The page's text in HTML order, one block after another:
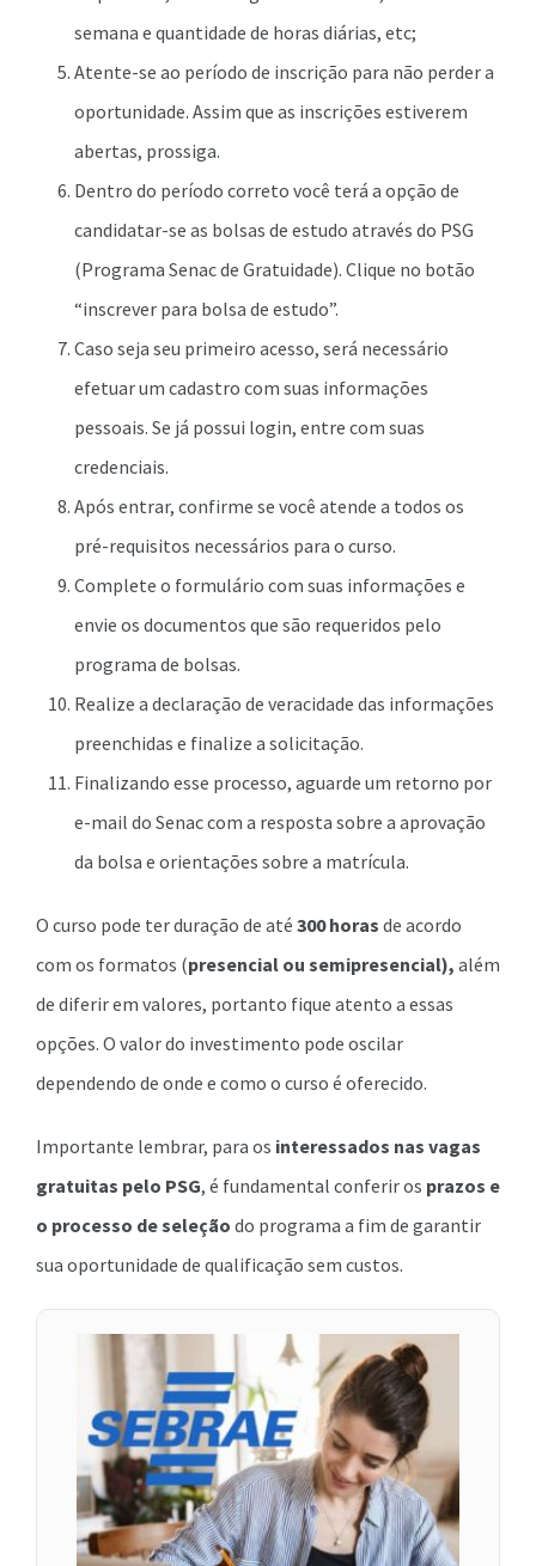
semana e quantidade de horas diárias, etc;
Atente-se ao período de inscrição para não perder a
oportunidade. Assim que as inscrições estiverem
abertas, prossiga.
Dentro do período correto você terá a opção de
candidatar-se as bolsas de estudo através do PSG
(Programa Senac de Gratuidade). Clique no botão
“inscrever para bolsa de estudo”.
Caso seja seu primeiro acesso, será necessário
efetuar um cadastro com suas informações
pessoais. Se já possui login, entre com suas
credenciais.
Após entrar, confirme se você atende a todos os
pré-requisitos necessários para o curso.
Complete o formulário com suas informações e
envie os documentos que são requeridos pelo
programa de bolsas.
Realize a declaração de veracidade das informações
preenchidas e finalize a solicitação.
Finalizando esse processo, aguarde um retorno por
e-mail do Senac com a resposta sobre a aprovação
da bolsa e orientações sobre a matrícula.
O curso pode ter duração de até 300 horas de acordo
com os formatos (presencial ou semipresencial), além
de diferir em valores, portanto fique atento a essas
opções. O valor do investimento pode oscilar
dependendo de onde e como o curso é oferecido.
Importante lembrar, para os interessados nas vagas
gratuitas pelo PSG, é fundamental conferir os prazos e
o processo de seleção do programa a fim de garantir
sua oportunidade de qualificação sem custos.